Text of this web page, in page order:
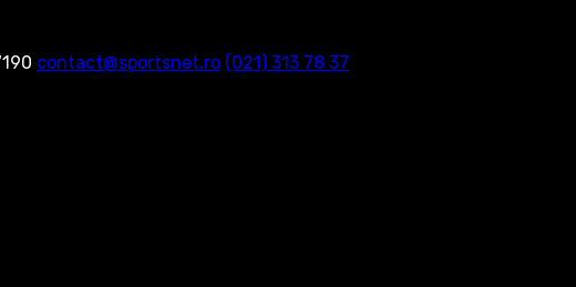
contact@sportsnet.ro ‭(021) 313 78 37‬